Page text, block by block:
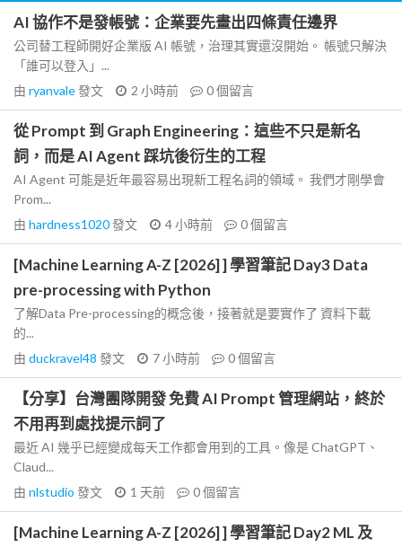
AI 協作不是發帳號：企業要先畫出四條責任邊界
公司替工程師開好企業版 AI 帳號，治理其實還沒開始。 帳號只解決
「誰可以登入」...
由 ryanvale發文 2 小時前 0個留言
從 Prompt 到 Graph Engineering：這些不只是新名
詞，而是 AI Agent 踩坑後衍生的工程
AI Agent 可能是近年最容易出現新工程名詞的領域。 我們才剛學會
Prom...
由 hardness1020發文 4 小時前 0個留言
[Machine Learning A-Z [2026] ] 學習筆記 Day3 Data
pre-processing with Python
了解Data Pre-processing的概念後，接著就是要實作了 資料下載
的...
由 duckravel48 發文 7 小時前 0個留言
【分享】台灣團隊開發 免費 AI Prompt 管理網站，終於
不用再到處找提示詞了
最近 AI 幾乎已經變成每天工作都會用到的工具。像是 ChatGPT、
Claud...
由 nlstudio 發文 1 天前 0個留言
[Machine Learning A-Z [2026] ] 學習筆記 Day2 ML 及